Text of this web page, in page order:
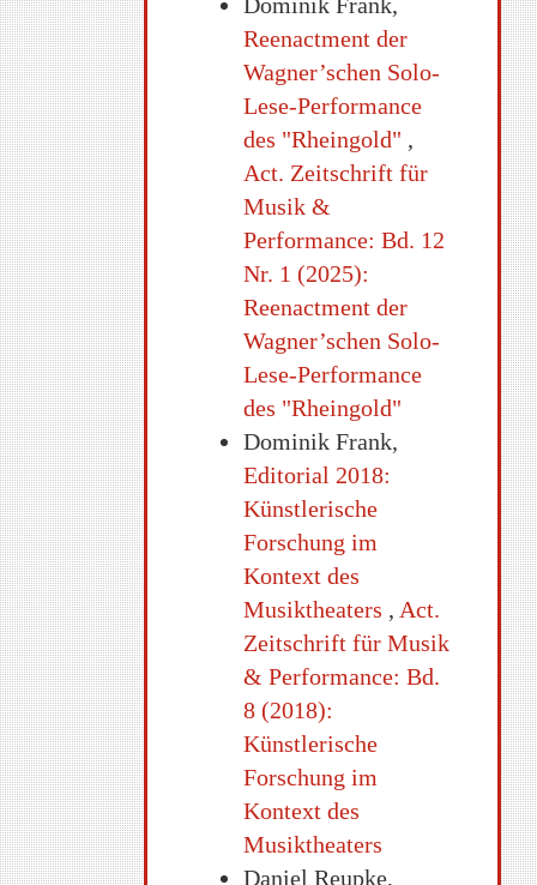
Reenactment der
Wagner’schen Solo-
Lese-Performance
des "Rheingold" ,
Act. Zeitschrift für
Musik &
Performance: Bd. 12
Nr. 1 (2025):
Reenactment der
Wagner’schen Solo-
Lese-Performance
des "Rheingold"
Dominik Frank,
Editorial 2018:
Künstlerische
Forschung im
Kontext des
Musiktheaters , Act.
Zeitschrift für Musik
& Performance: Bd.
8 (2018):
Künstlerische
Forschung im
Kontext des
Musiktheaters
Daniel Reupke,